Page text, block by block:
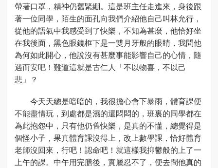
帶著口罩，精神仍舊緊綳。這是班主任走進來，身後跟
著一位同學，陌生的面孔向我們介紹他自己叫林允行，
從他的語氣中我感受到了快樂，不知為甚麼，他恰好坐
在我後面，黑色眼鏡框下是一雙月牙般的眼睛，我問他
為何如此開心，他說沒有甚麼事能影響自己的心情，隨
遇而安吧！難道這就是古仁人「不以物喜，不以己
悲」？
今天天總是暗暗的，我很擔心會下暴雨，體育課便
不能盡情玩，到處都是濕的還悶悶的，班裏的同學都在
為此抱怨中，只有他仍舊快樂，是真的不懂，總覺得是
個怪小子，果真體育課沒得上，改上數學課，恰好體育
老師沒回來，行吧！認命吧！就這樣我抑鬱般的上了一
上午的課。中午用完膳後，實屬忍不了，便去問他真的